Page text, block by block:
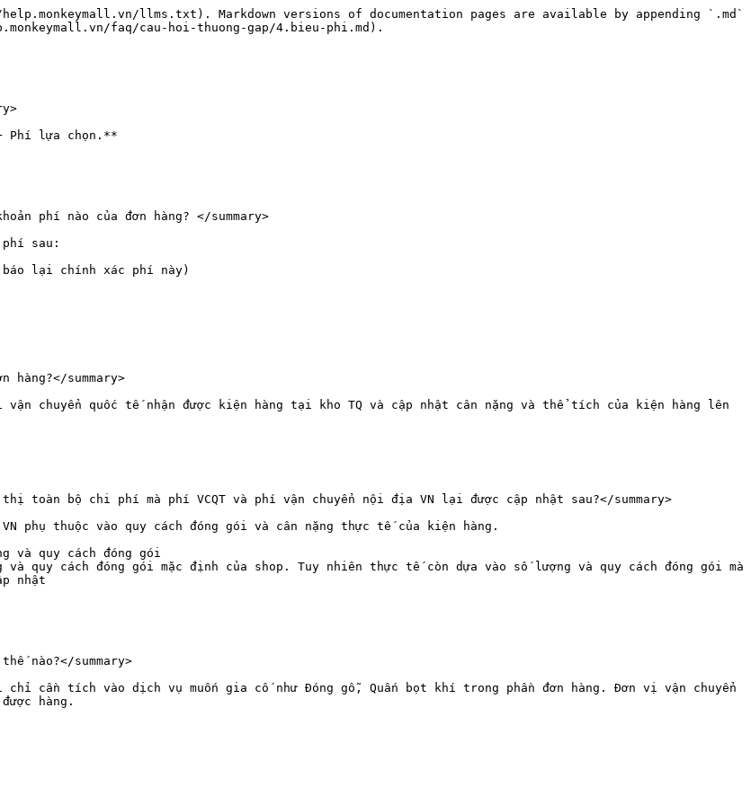
llms.txt). Markdown versions of documentation pages are available by appending `.md`
faq/cau-hoi-thuong-gap/4.bieu-phi.md).
Phí lựa chọn.**
phí nào của đơn hàng? </summary>
sau:
báo lại chính xác phí này)
summary>
chuyển quốc tế nhận được kiện hàng tại kho TQ và cập nhật cân nặng và thể tích của kiện hàng lên
toàn bộ chi phí mà phí VCQT và phí vận chuyển nội địa VN lại được cập nhật sau?</summary>
phụ thuộc vào quy cách đóng gói và cân nặng thực tế của kiện hàng.
và quy cách đóng gói
quy cách đóng gói mặc định của shop. Tuy nhiên thực tế còn dựa vào số lượng và quy cách đóng gói mà
nhật
nào?</summary>
chỉ cần tích vào dịch vụ muốn gia cố như Đóng gỗ, Quấn bọt khí trong phần đơn hàng. Đơn vị vận chuyển
hàng.